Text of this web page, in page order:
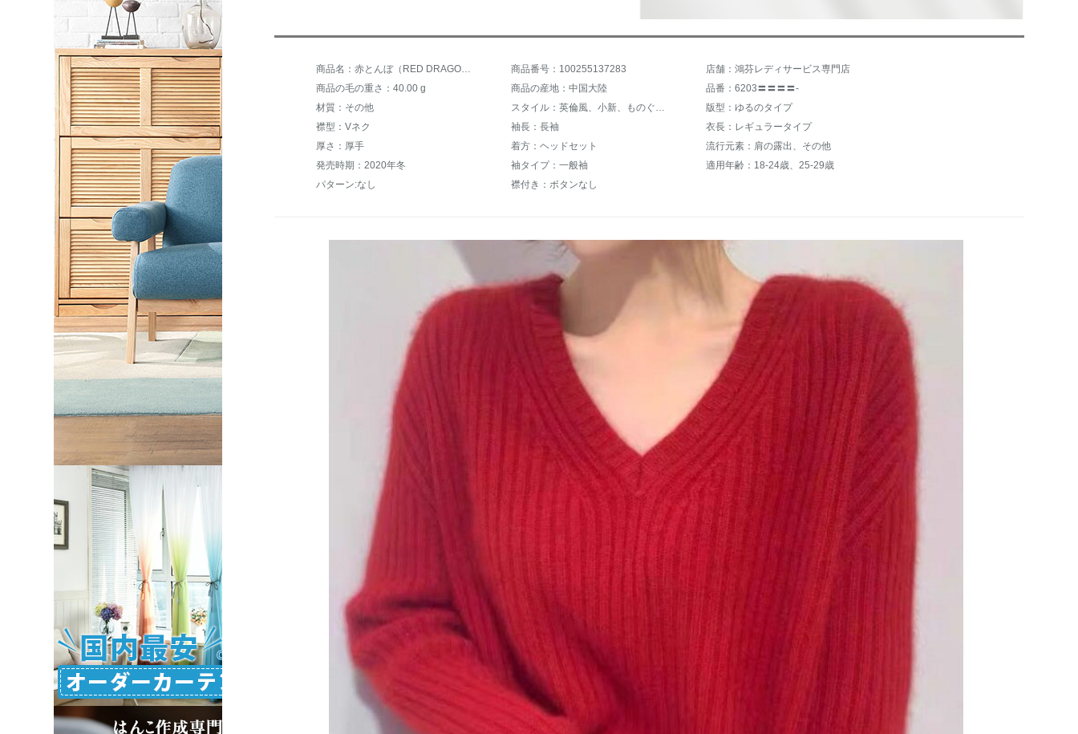
商品名：赤とんぼ（RED DRAGONFLY）6203〓 商品番号：100255137283
店舗：鴻芬レディサービス専門店
商品の毛の重さ：40.00 g
商品の産地：中国大陸
品番：6203〓〓〓〓-
材質：その他
スタイル：英倫風、小新、ものぐさ、カジュアル風、着回します。
版型：ゆるのタイプ
襟型：Vネク
袖長：長袖
衣長：レギュラータイプ
厚さ：厚手
着方：ヘッドセット
流行元素：肩の露出、その他
発売時期：2020年冬
袖タイプ：一般袖
適用年齢：18-24歳、25-29歳
パターン:なし
襟付き：ボタンなし